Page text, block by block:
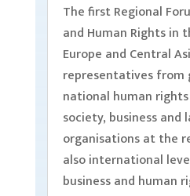
The first Regional
and Human Rights in
Europe and Central
representatives from
national human
society, business and
organisations at the
also international
business and human